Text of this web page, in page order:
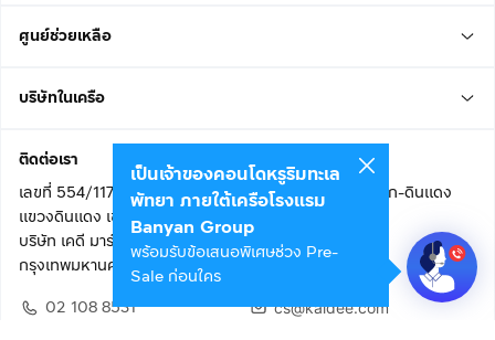
ศูนย์ช่วยเหลือ
บริษัทในเครือ
ติดต่อเรา
เลขที่ 554/117 อาคารสกายไนน์ เซ็นเตอร์ ชั้น 22 ถนนอโศก-ดินแดง
แขวงดินแดง เขตดินแดง
บริษัท เคดี มาร์เก็ตเพลส จำกัด (สำนักงานใหญ่)
กรุงเทพมหานคร 10400
02 108 8531
cs@kaidee.com
เป็นเจ้าของคอนโดหรูริมทะเล
พัทยา ภายใต้เครือโรงแรม
Banyan Group
พร้อมรับข้อเสนอพิเศษช่วง Pre-
Sale ก่อนใคร